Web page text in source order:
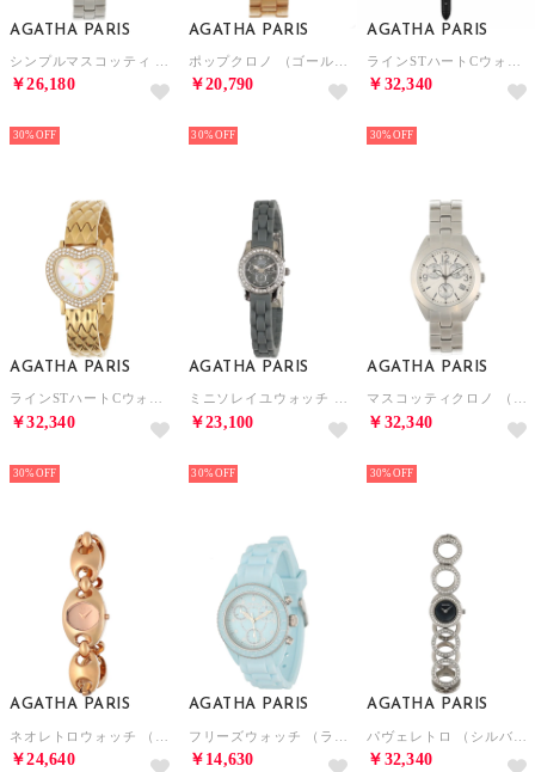
AGATHA PARIS
￥26,180
30%
AGATHA PARIS
￥20,790
30%
AGATHA PARIS
￥32,340
30%
AGATHA PARIS
ラインSTハートCウォッチ （ゴールド）
￥32,340
30%
AGATHA PARIS
ミニソレイユウォッチ （グレー）
￥23,100
30%
AGATHA PARIS
マスコッティクロノ （シルバー）
￥32,340
30%
AGATHA PARIS
￥24,640
AGATHA PARIS
￥14,630
AGATHA PARIS
￥32,340